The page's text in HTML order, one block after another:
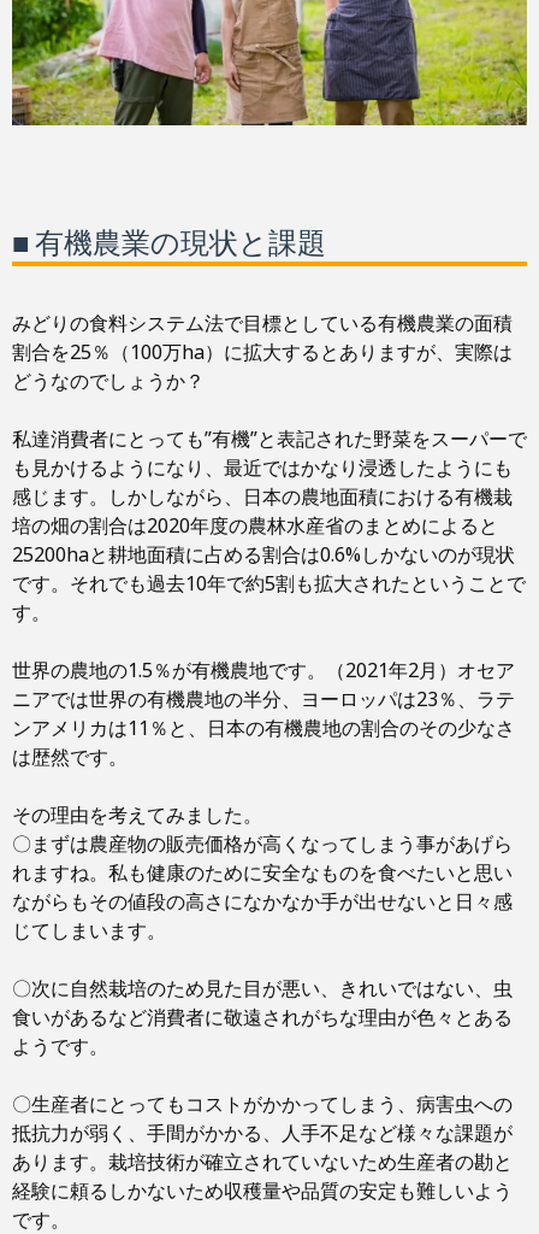
■ 有機農業の現状と課題
みどりの食料システム法で目標としている有機農業の面積
割合を25％（100万ha）に拡大するとありますが、実際は
どうなのでしょうか？
私達消費者にとっても”有機”と表記された野菜をスーパーで
も見かけるようになり、最近ではかなり浸透したようにも
感じます。しかしながら、日本の農地面積における有機栽
培の畑の割合は2020年度の農林水産省のまとめによると
25200haと耕地面積に占める割合は0.6%しかないのが現状
です。それでも過去10年で約5割も拡大されたということで
す。
世界の農地の1.5％が有機農地です。（2021年2月）オセア
ニアでは世界の有機農地の半分、ヨーロッパは23％、ラテ
ンアメリカは11％と、日本の有機農地の割合のその少なさ
は歴然です。
その理由を考えてみました。
〇まずは農産物の販売価格が高くなってしまう事があげら
れますね。私も健康のために安全なものを食べたいと思い
ながらもその値段の高さになかなか手が出せないと日々感
じてしまいます。
〇次に自然栽培のため見た目が悪い、きれいではない、虫
食いがあるなど消費者に敬遠されがちな理由が色々とある
ようです。
〇生産者にとってもコストがかかってしまう、病害虫への
抵抗力が弱く、手間がかかる、人手不足など様々な課題が
あります。栽培技術が確立されていないため生産者の勘と
経験に頼るしかないため収穫量や品質の安定も難しいよう
です。